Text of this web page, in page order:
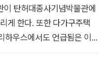
건축가협회의 노선과 맞물
션 주관자의 선호도나 대상
형편에도 기인한 바 컸으리
례는 대부분 필자가 의도해
탄허대종사기념박물관에
게 한다. 또한 다가구주택
하우스에서도 언급됨은 이
보여주는 바이기도 하다.